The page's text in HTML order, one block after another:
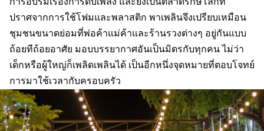
ปราศจากการใช้โฟมและพลาสติก พาเพลินจึงเปรียบเหมือน
ชุมชนขนาดย่อมที่พ่อค้าแม่ค้าและร้านรวงต่างๆ อยู่กันแบบ
ถ้อยทีถ้อยอาศัย มอบบรรยากาศอันเป็นมิตรกับทุกคน ไม่ว่า
เด็กหรือผู้ใหญ่ก็เพลิดเพลินได้ เป็นอีกหนึ่งจุดหมายที่ตอบโจทย์
การมาใช้เวลากับครอบครัว